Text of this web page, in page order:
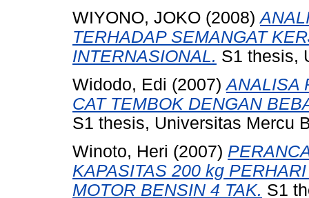
WIYONO, JOKO (2008)
TERHADAP SEMANGAT
INTERNASIONAL. S1 thesis,
Widodo, Edi (2007)ANALISA
CAT TEMBOK DENGAN
S1 thesis, Universitas Mercu
Winoto, Heri (2007)
KAPASITAS 200 kg
MOTOR BENSIN 4 TAK. S1